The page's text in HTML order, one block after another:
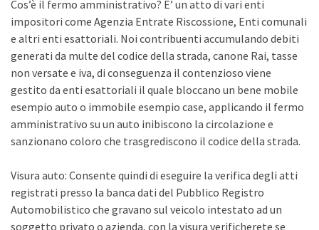
Cos’è il fermo amministrativo? E’ un atto di vari enti
impositori come Agenzia Entrate Riscossione, Enti comunali
e altri enti esattoriali. Noi contribuenti accumulando debiti
generati da multe del codice della strada, canone Rai, tasse
non versate e iva, di conseguenza il contenzioso viene
gestito da enti esattoriali il quale bloccano un bene mobile
esempio auto o immobile esempio case, applicando il fermo
amministrativo su un auto inibiscono la circolazione e
sanzionano coloro che trasgrediscono il codice della strada.
Visura auto: Consente quindi di eseguire la verifica degli atti
registrati presso la banca dati del Pubblico Registro
Automobilistico che gravano sul veicolo intestato ad un
soggetto privato o azienda, con la visura verificherete se